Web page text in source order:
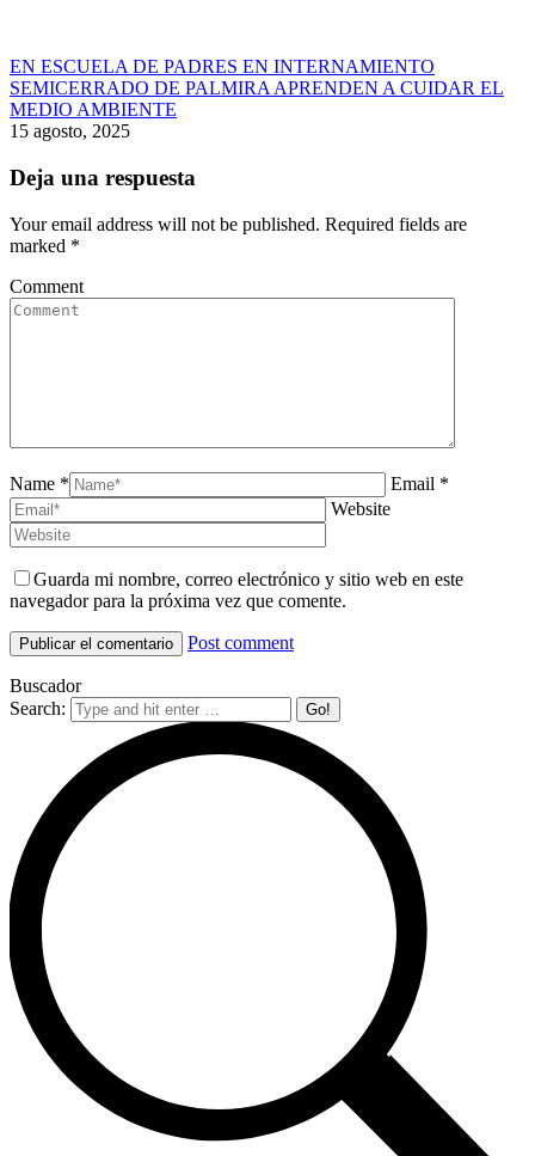
EN ESCUELA DE PADRES EN INTERNAMIENTO
SEMICERRADO DE PALMIRA APRENDEN A CUIDAR EL
MEDIO AMBIENTE
15 agosto, 2025
Deja una respuesta
Your email address will not be published. Required fields are
marked *
Comment
Name *
Email *
Website
Guarda mi nombre, correo electrónico y sitio web en este
navegador para la próxima vez que comente.
Post comment
Buscador
Search: